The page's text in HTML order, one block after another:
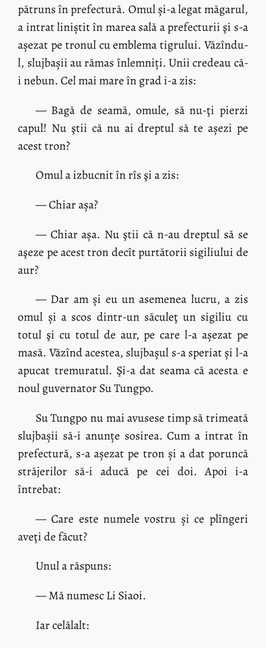
pătruns în prefectură. Omul și-a legat măgarul,
a intrat liniștit în marea sală a prefecturii şi s-a
așezat pe tronul cu emblema tigrului. Văzîndu-
l, slujbașii au rămas înlemniți. Unii credeau că-
i nebun. Cel mai mare în grad i-a zis:
— Bagă de seamă, omule, să nu-ţi pierzi
capul! Nu ştii că nu ai dreptul să te așezi pe
acest tron?
Omul a izbucnit în rîs şi a zis:
— Chiar așa?
— Chiar așa. Nu ştii că n-au dreptul să se
aşeze pe acest tron decît purtătorii sigiliului de
aur?
— Dar am și eu un asemenea lucru, a zis
omul și a scos dintr-un săculeţ un sigiliu cu
totul şi cu totul de aur, pe care l-a așezat pe
masă. Văzînd acestea, slujbașul s-a speriat și l-a
apucat tremuratul. Şi-a dat seama că acesta e
noul guvernator Su Tungpo.
Su Tungpo nu mai avusese timp să trimeată
slujbașii să-i anunțe sosirea. Cum a intrat în
prefectură, s-a așezat pe tron și a dat poruncă
străjerilor să-i aducă pe cei doi. Apoi i-a
întrebat:
— Care este numele vostru și ce plîngeri
aveţi de făcut?
Unul a răspuns:
— Mă numesc Li Siaoi.
Iar celălalt: